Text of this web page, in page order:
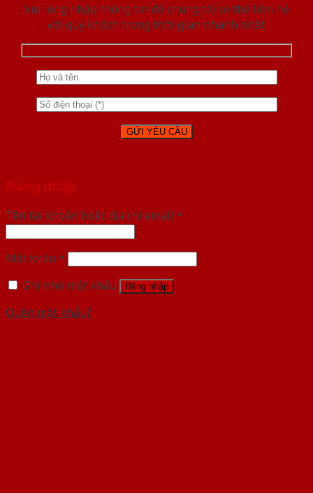
Vui lòng nhập thông tin để chúng tôi có thể liên hệ
với quý khách trong thời gian nhanh nhất.
Đăng nhập
Tên tài khoản hoặc địa chỉ email *
Mật khẩu *
Ghi nhớ mật khẩu
Đăng nhập
Quên mật khẩu?